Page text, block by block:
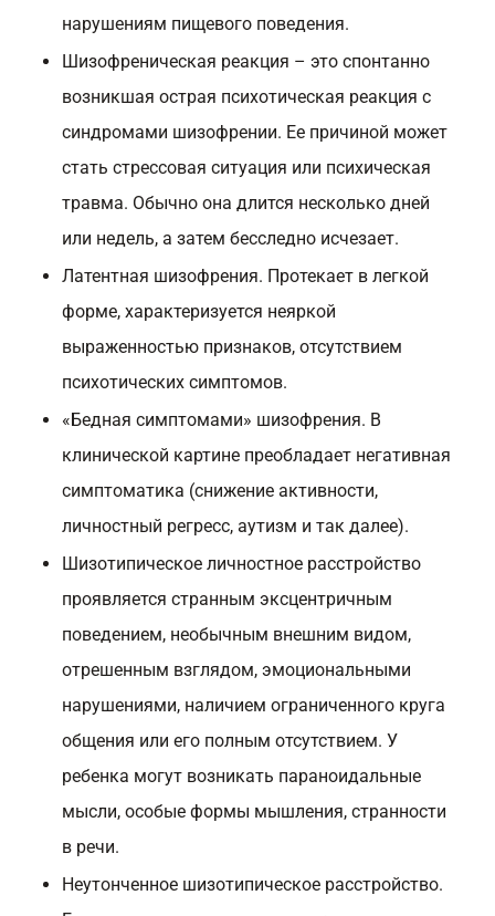
нарушениям пищевого поведения.
Шизофреническая реакция – это спонтанно
возникшая острая психотическая реакция с
синдромами шизофрении. Ее причиной может
стать стрессовая ситуация или психическая
травма. Обычно она длится несколько дней
или недель, а затем бесследно исчезает.
Латентная шизофрения. Протекает в легкой
форме, характеризуется неяркой
выраженностью признаков, отсутствием
психотических симптомов.
«Бедная симптомами» шизофрения. В
клинической картине преобладает негативная
симптоматика (снижение активности,
личностный регресс, аутизм и так далее).
Шизотипическое личностное расстройство
проявляется странным эксцентричным
поведением, необычным внешним видом,
отрешенным взглядом, эмоциональными
нарушениями, наличием ограниченного круга
общения или его полным отсутствием. У
ребенка могут возникать параноидальные
мысли, особые формы мышления, странности
в речи.
Неутонченное шизотипическое расстройство.